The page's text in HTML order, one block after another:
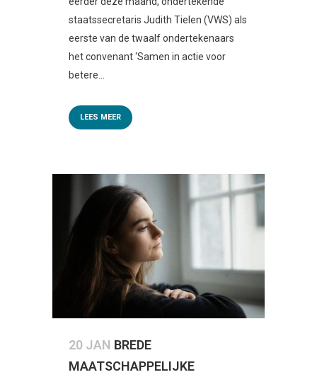
staatssecretaris Judith Tielen (VWS) als
eerste van de twaalf ondertekenaars
het convenant ‘Samen in actie voor
betere...
LEES MEER
20 JAN BREDE
MAATSCHAPPELIJKE